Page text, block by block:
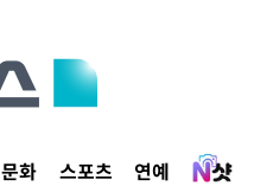
문화 스포츠 연예